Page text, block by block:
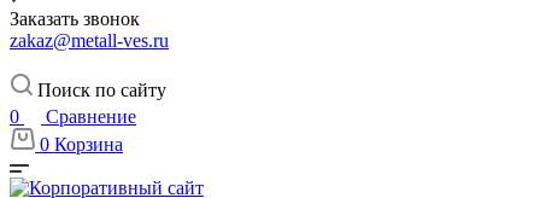
Заказать звонок
zakaz@metall-ves.ru
Поиск по сайту
0
Сравнение
0 Корзина